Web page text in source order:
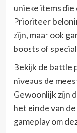
unieke items
Prioriteer
zijn, maar ook
boosts of
Bekijk de battle
niveaus de
Gewoonlijk zijn
het einde van
gameplay om